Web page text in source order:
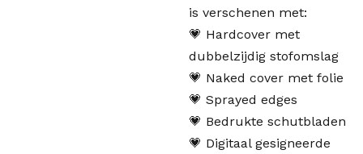
is verschenen met:
💗 Hardcover met
dubbelzijdig stofomslag
💗 Naked cover met folie
💗 Sprayed edges
💗 Bedrukte schutbladen
💗 Digitaal gesigneerde